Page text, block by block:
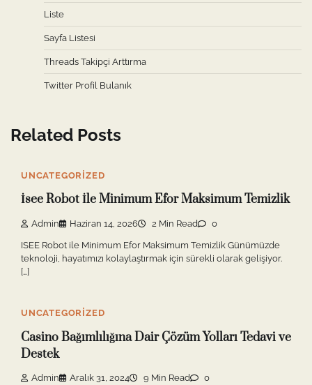
Liste
Sayfa Listesi
Threads Takipçi Arttırma
Twitter Profil Bulanık
Related Posts
UNCATEGORIZED
İsee Robot İle Minimum Efor Maksimum Temizlik
Admin Haziran 14, 2026 2 Min Read 0
ISEE Robot ile Minimum Efor Maksimum Temizlik Günümüzde
teknoloji, hayatımızı kolaylaştırmak için sürekli olarak gelişiyor.
[…]
UNCATEGORIZED
Casino Bağımlılığına Dair Çözüm Yolları Tedavi ve
Destek
Admin Aralık 31, 2024 9 Min Read 0